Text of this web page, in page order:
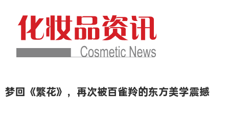
梦回《繁花》，再次被百雀羚的东方美学震撼